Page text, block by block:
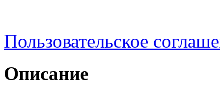
Пользовательское
Описание